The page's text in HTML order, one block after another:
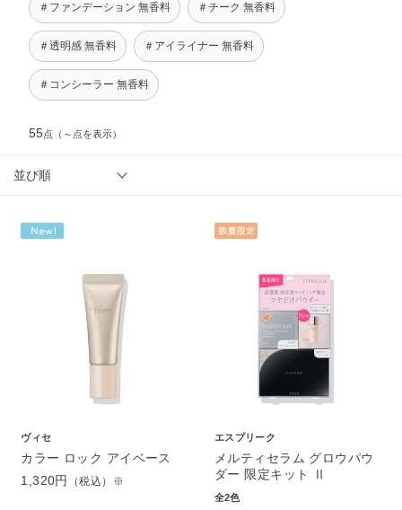
＃ファンデーション 無香料 ＃チーク 無香料
＃透明感 無香料 ＃アイライナー 無香料
＃コンシーラー 無香料
55点 （～点を表示）
並び順
ヴィセ
カラー ロック アイベース
1,320円
（税込）※
エスプリーク
メルティセラム グロウパウ
ダー 限定キット Ⅱ
全2色